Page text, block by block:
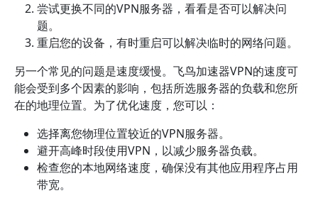
尝试更换不同的VPN服务器，看看是否可以解决问
题。
重启您的设备，有时重启可以解决临时的网络问题。
另一个常见的问题是速度缓慢。飞鸟加速器VPN的速度可
能会受到多个因素的影响，包括所选服务器的负载和您所
在的地理位置。为了优化速度，您可以：
选择离您物理位置较近的VPN服务器。
避开高峰时段使用VPN，以减少服务器负载。
检查您的本地网络速度，确保没有其他应用程序占用
带宽。